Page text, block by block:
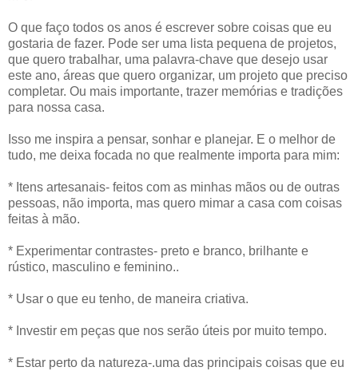
O que faço todos os anos é escrever sobre coisas que eu
gostaria de fazer. Pode ser uma lista pequena de projetos,
que quero trabalhar, uma palavra-chave que desejo usar
este ano, áreas que quero organizar, um projeto que preciso
completar. Ou mais importante, trazer memórias e tradições
para nossa casa.
Isso me inspira a pensar, sonhar e planejar. E o melhor de
tudo, me deixa focada no que realmente importa para mim:
* Itens artesanais- feitos com as minhas mãos ou de outras
pessoas, não importa, mas quero mimar a casa com coisas
feitas à mão.
* Experimentar contrastes- preto e branco, brilhante e
rústico, masculino e feminino..
* Usar o que eu tenho, de maneira criativa.
* Investir em peças que nos serão úteis por muito tempo.
* Estar perto da natureza-.uma das principais coisas que eu